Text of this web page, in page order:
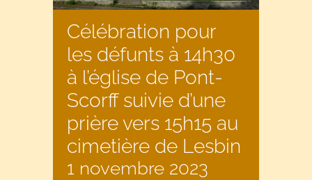
Célébration pour
les défunts à 14h30
à l’église de Pont-
Scorff suivie d’une
prière vers 15h15 au
cimetière de Lesbin
1 novembre 2023